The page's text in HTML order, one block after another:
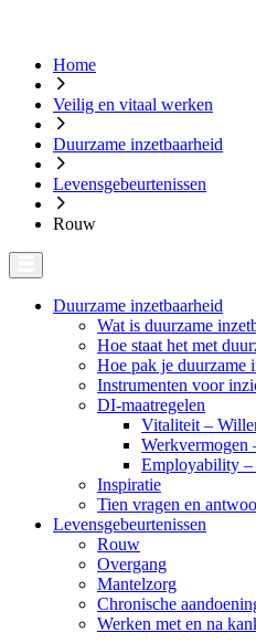
Home
Veilig en vitaal werken
Duurzame inzetbaarheid
Levensgebeurtenissen
Rouw
Duurzame inzetbaarheid
Wat is duurzame
Hoe staat het met
Hoe pak je duurzame
Instrumenten voor
DI-maatregelen
Vitaliteit –
Werkvermogen
Employability
Inspiratie
Tien vragen en
Levensgebeurtenissen
Rouw
Overgang
Mantelzorg
Chronische
Werken met en na